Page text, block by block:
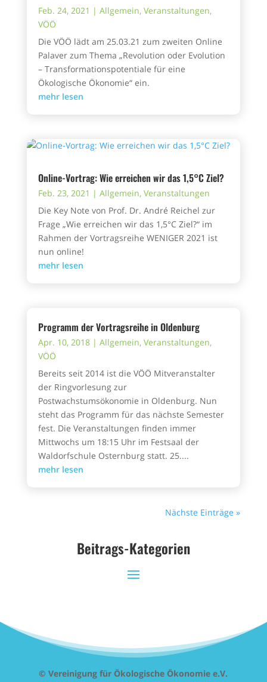
Feb. 24, 2021 | Allgemein, Veranstaltungen,
VÖÖ
Die VÖÖ lädt am 25.03.21 zum zweiten Online
Palaver zum Thema „Revolution oder Evolution
– Transformationspotentiale für eine
Ökologische Ökonomie“ ein.
mehr lesen
Online-Vortrag: Wie erreichen wir das 1,5°C Ziel?
Feb. 23, 2021 | Allgemein, Veranstaltungen
Die Key Note von Prof. Dr. André Reichel zur
Frage „Wie erreichen wir das 1,5°C Ziel?“ im
Rahmen der Vortragsreihe WENIGER 2021 ist
nun online!
mehr lesen
Programm der Vortragsreihe in Oldenburg
Apr. 10, 2018| Allgemein, Veranstaltungen,
VÖÖ
Bereits seit 2014 ist die VÖÖ Mitveranstalter
der Ringvorlesung zur
Postwachstumsökonomie in Oldenburg. Nun
steht das Programm für das nächste Semester
fest. Die Veranstaltungen finden immer
Mittwochs um 18:15 Uhr im Festsaal der
Waldorfschule Osternburg statt. 25....
mehr lesen
Nächste Einträge »
Beitrags-Kategorien
© Vereinigung für Ökologische Ökonomie e.V.